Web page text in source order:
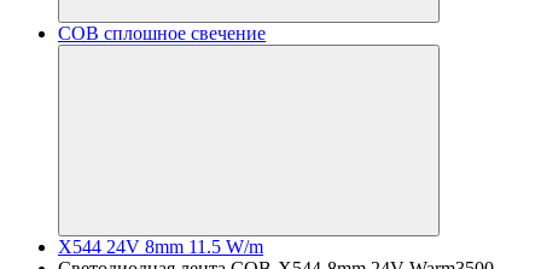
COB сплошное свечение
X544 24V 8mm 11.5 W/m